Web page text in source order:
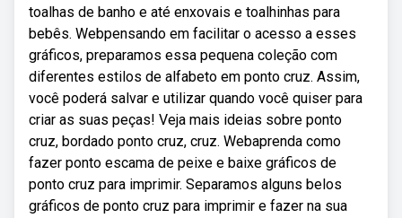
toalhas de banho e até enxovais e toalhinhas para
bebês. Webpensando em facilitar o acesso a esses
gráficos, preparamos essa pequena coleção com
diferentes estilos de alfabeto em ponto cruz. Assim,
você poderá salvar e utilizar quando você quiser para
criar as suas peças! Veja mais ideias sobre ponto
cruz, bordado ponto cruz, cruz. Webaprenda como
fazer ponto escama de peixe e baixe gráficos de
ponto cruz para imprimir. Separamos alguns belos
gráficos de ponto cruz para imprimir e fazer na sua